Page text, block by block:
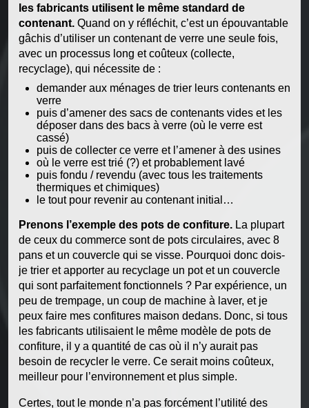
les fabricants utilisent le même standard de
contenant.Quand on y réfléchit, c’est un épouvantable
gâchis d’utiliser un contenant de verre une seule fois,
avec un processus long et coûteux (collecte,
recyclage), qui nécessite de :
demander aux ménages de trier leurs contenants en
verre
puis d’amener des sacs de contenants vides et les
déposer dans des bacs à verre (où le verre est
cassé)
puis de collecter ce verre et l’amener à des usines
où le verre est trié (?) et probablement lavé
puis fondu / revendu (avec tous les traitements
thermiques et chimiques)
le tout pour revenir au contenant initial…
Prenons l’exemple des pots de confiture.La plupart
de ceux du commerce sont de pots circulaires, avec 8
pans et un couvercle qui se visse. Pourquoi donc dois-
je trier et apporter au recyclage un pot et un couvercle
qui sont parfaitement fonctionnels ? Par expérience, un
peu de trempage, un coup de machine à laver, et je
peux faire mes confitures maison dedans. Donc, si tous
les fabricants utilisaient le même modèle de pots de
confiture, il y a quantité de cas où il n’y aurait pas
besoin de recycler le verre. Ce serait moins coûteux,
meilleur pour l’environnement et plus simple.
Certes, tout le monde n’a pas forcément l’utilité des